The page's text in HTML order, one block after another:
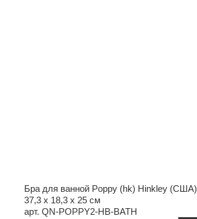
Бра для ванной Poppy (hk) Hinkley (США)
37,3 x 18,3 x 25 см
арт. QN-POPPY2-HB-BATH